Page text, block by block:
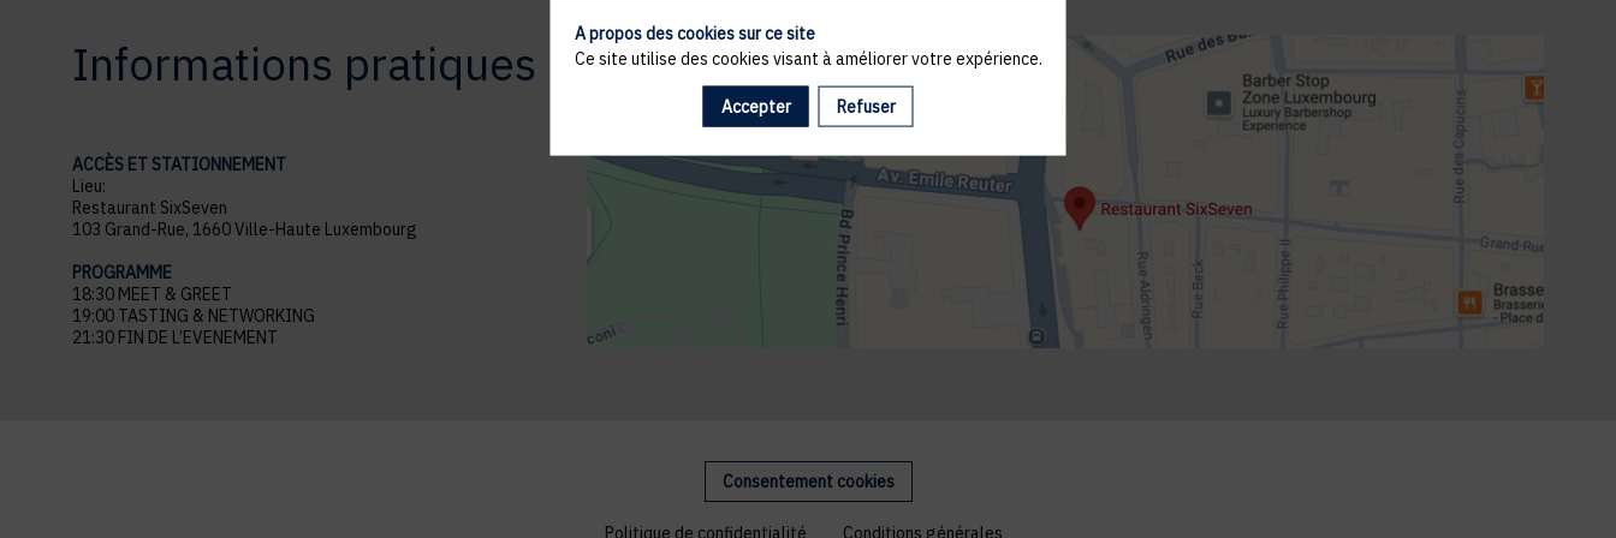
Informations pratiques
ACCÈS ET STATIONNEMENT
Lieu:
Restaurant SixSeven
103 Grand-Rue, 1660 Ville-Haute Luxembourg
PROGRAMME
18:30 MEET & GREET
19:00 TASTING & NETWORKING
21:30 FIN DE L’EVENEMENT
Consentement cookies
Politique de confidentialité Conditions générales
A propos des cookies sur ce site
Ce site utilise des cookies visant à améliorer votre expérience.
Accepter Refuser